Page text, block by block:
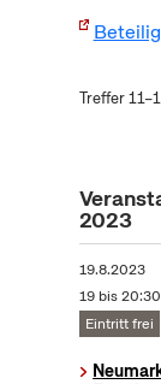
Treffer
2023
19.8.2023
19 bis 20:30
Eintritt frei